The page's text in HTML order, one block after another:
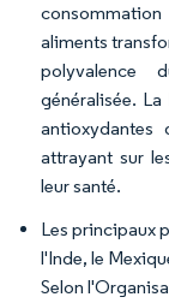
aliments
polyvalence
généralisée.
antioxydantes
attrayant sur
leur santé.
Les principaux
l'Inde, le
Selon